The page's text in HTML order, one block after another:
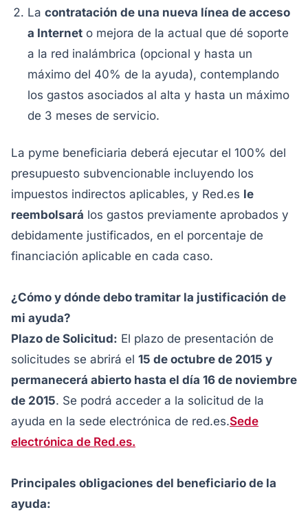
La contratación de una nueva línea de acceso
a Internet o mejora de la actual que dé soporte
a la red inalámbrica (opcional y hasta un
máximo del 40% de la ayuda), contemplando
los gastos asociados al alta y hasta un máximo
de 3 meses de servicio.
La pyme beneficiaria deberá ejecutar el 100% del
presupuesto subvencionable incluyendo los
impuestos indirectos aplicables, y Red.es le
reembolsará los gastos previamente aprobados y
debidamente justificados, en el porcentaje de
financiación aplicable en cada caso.
¿Cómo y dónde debo tramitar la justificación de
mi ayuda?
Plazo de Solicitud: El plazo de presentación de
solicitudes se abrirá el 15 de octubre de 2015 y
permanecerá abierto hasta el día 16 de noviembre
de 2015. Se podrá acceder a la solicitud de la
ayuda en la sede electrónica de red.es.Sede
electrónica de Red.es.
Principales obligaciones del beneficiario de la
ayuda: